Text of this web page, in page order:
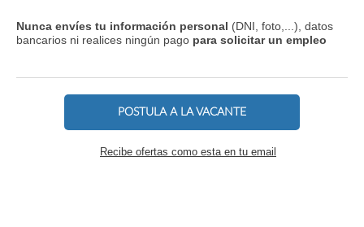
Nunca envíes tu información personal (DNI, foto,...), datos
bancarios ni realices ningún pago para solicitar un empleo
POSTULA A LA VACANTE
Recibe ofertas como esta en tu email